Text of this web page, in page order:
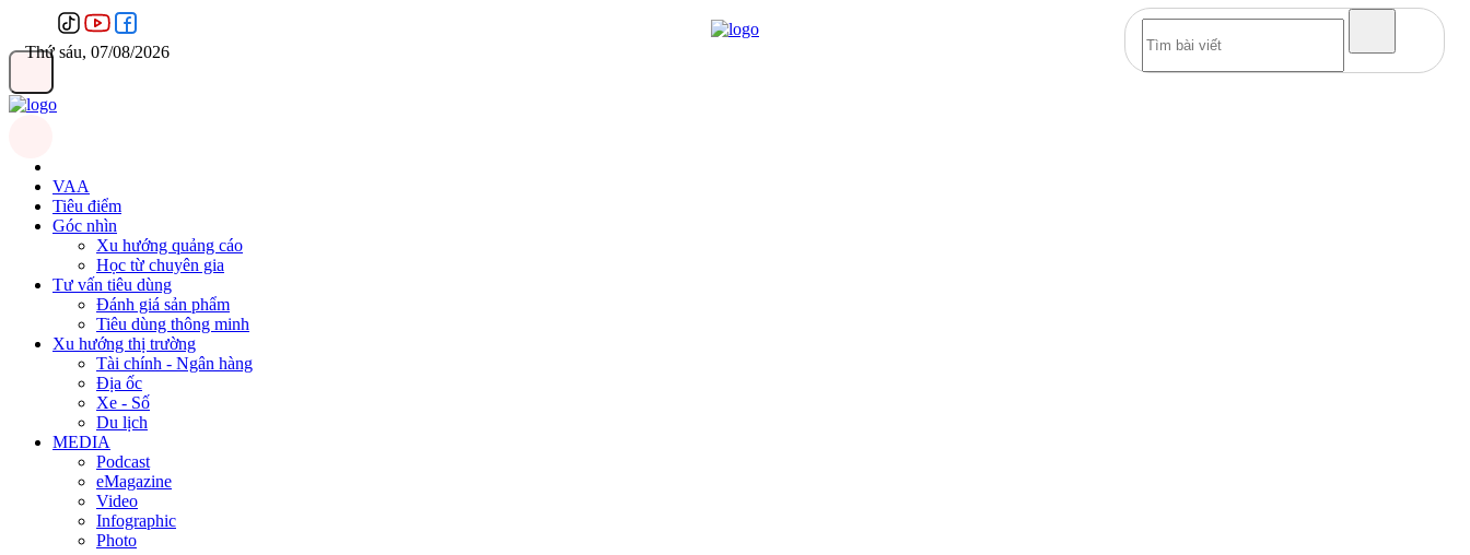
Thứ sáu, 07/08/2026
VAA
Tiêu điểm
Góc nhìn
Xu hướng quảng cáo
Học từ chuyên gia
Tư vấn tiêu dùng
Đánh giá sản phẩm
Tiêu dùng thông minh
Xu hướng thị trường
Tài chính - Ngân hàng
Địa ốc
Xe - Số
Du lịch
MEDIA
Podcast
eMagazine
Video
Infographic
Photo